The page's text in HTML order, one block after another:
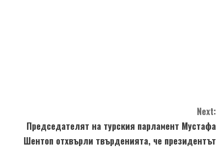
Next:
Председателят на турския парламент Мустафа
Шентоп отхвърли твърденията, че президентът